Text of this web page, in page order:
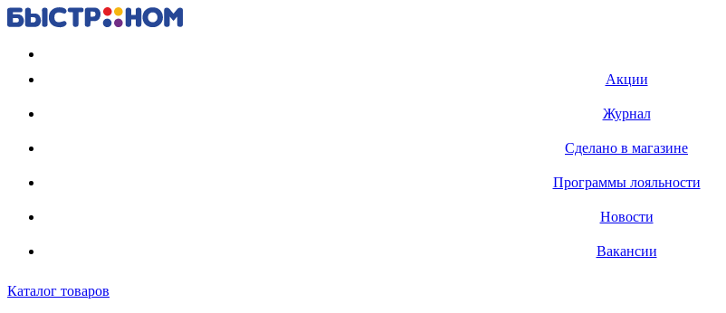
Акции
Журнал
Сделано в магазине
Программы лояльности
Новости
Вакансии
Каталог товаров